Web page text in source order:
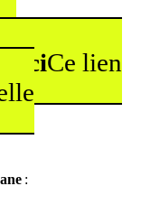
iciCe lien
: